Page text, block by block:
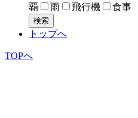
覇
雨 飛行機 食事
検索
トップへ
TOPへ